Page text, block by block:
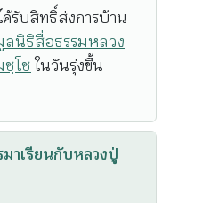
ด้รับสิทธิ์ส่งการบ้าน
ลนิธิสื่อธรรมหลวง
ชฺโช ในวันรุ่งขึ้น
าเรียนกับหลวงปู่